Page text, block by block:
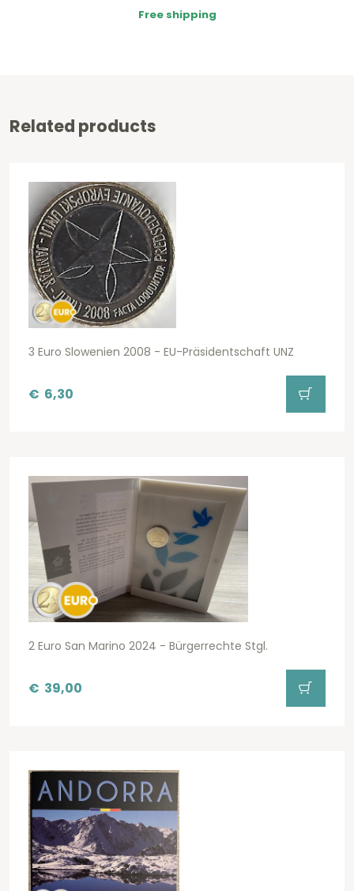
Free shipping
Related products
3 Euro Slowenien 2008 - EU-Präsidentschaft UNZ
€ 6,30
2 Euro San Marino 2024 - Bürgerrechte Stgl.
€ 39,00